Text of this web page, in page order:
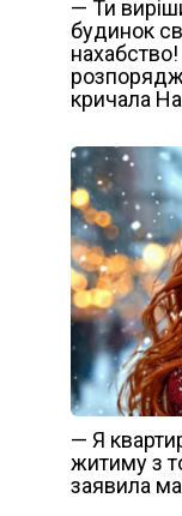
— Ти
будинок
кричала
— Я
житиму з
заявила